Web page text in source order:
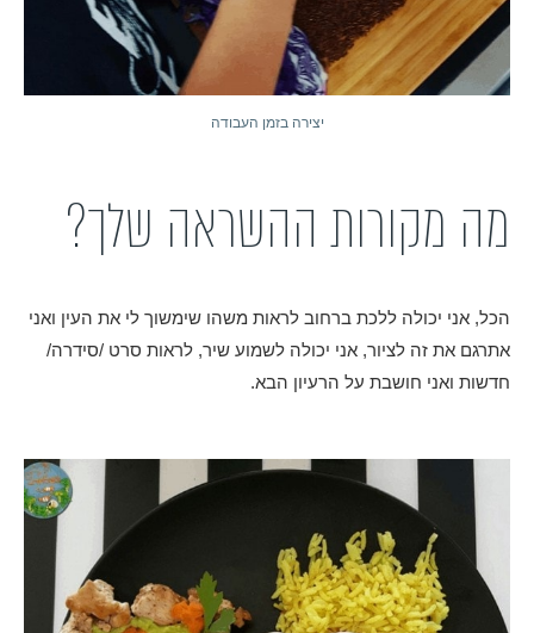
יצירה בזמן העבודה
מה מקורות ההשראה שלך?
הכל, אני יכולה ללכת ברחוב לראות משהו שימשוך לי את העין ואני
אתרגם את זה לציור, אני יכולה לשמוע שיר, לראות סרט /סידרה/
חדשות ואני חושבת על הרעיון הבא.